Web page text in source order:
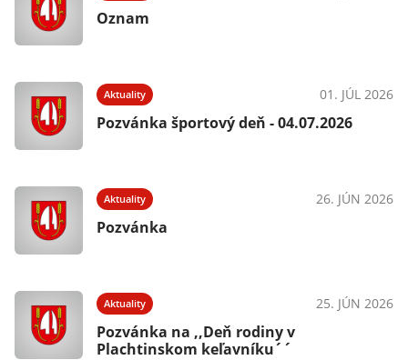
Oznam
Aktuality 01. JÚL 2026
Pozvánka športový deň - 04.07.2026
Aktuality 26. JÚN 2026
Pozvánka
Aktuality 25. JÚN 2026
Pozvánka na ,,Deň rodiny v
Plachtinskom keľavníku´´